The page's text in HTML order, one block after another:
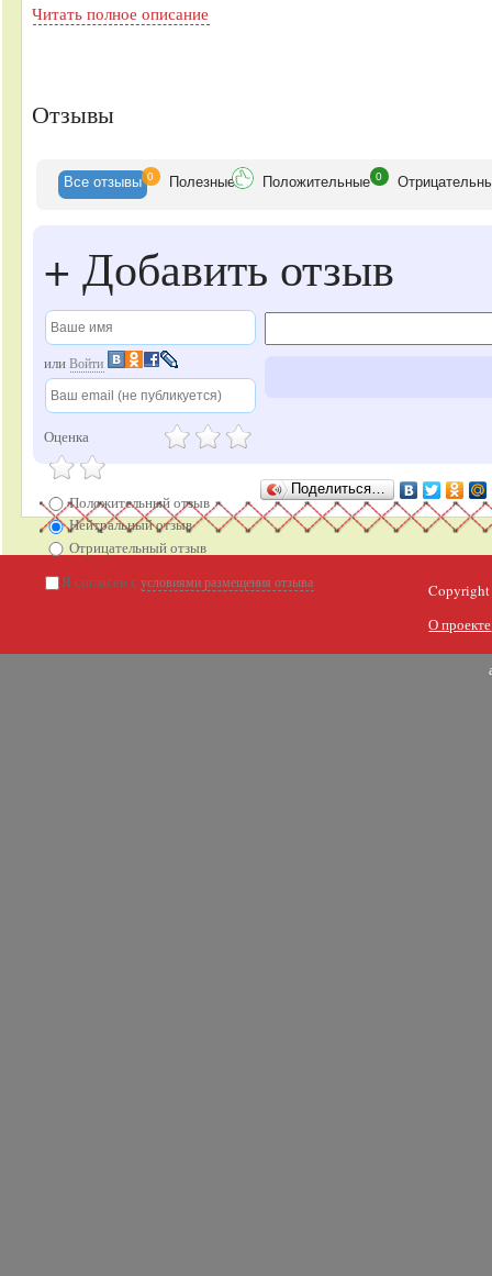
Читать полное описание
Отзывы
Все отзывы 0 Полезные Положительные 0
+ Добавить отзыв
илиВойти
Оценка
Положительный отзыв
Нейтральный отзыв
Отрицательный отзыв
Я согласен сусловиями размещения отзыва
Поделиться…
О проекте